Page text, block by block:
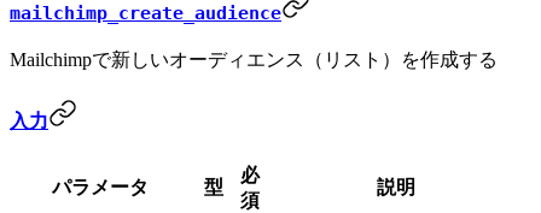
mailchimp_create_audience
Mailchimpで新しいオーディエンス（リスト）を作成する
入力
パラメータ 型
必
須
説明